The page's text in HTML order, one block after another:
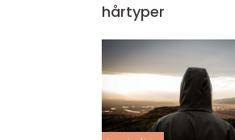
hårtyper